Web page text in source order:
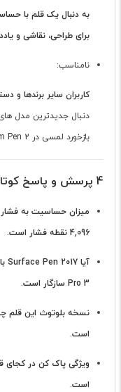
برای طراحی، نقاشی و
نامناسب:
کاربران سایر برندها
بازخورد لمسی در Slim Pen 2) هستند.
4 پرسش و پاسخ کوتاه
میزان حساسیت به
4,096 نقطه فشار است.
آیا Surface Pen 2017 با Surface Pro 3 سازگار است؟
Pro 3 سازگار است.
نسخه بلوتوث این قلم
است.
ویژگی پاک کن در کجای
است.